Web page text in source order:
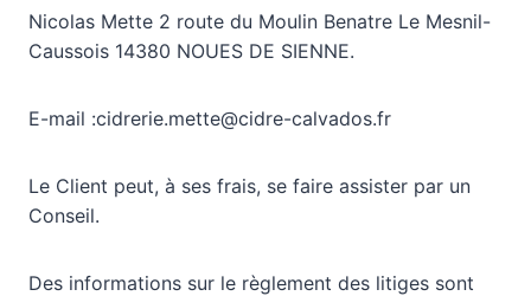
Nicolas Mette 2 route du Moulin Benatre Le Mesnil-
Caussois 14380 NOUES DE SIENNE.
E-mail :cidrerie.mette@cidre-calvados.fr
Le Client peut, à ses frais, se faire assister par un
Conseil.
Des informations sur le règlement des litiges sont